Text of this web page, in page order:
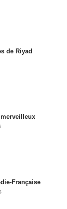
de Riyad
Française